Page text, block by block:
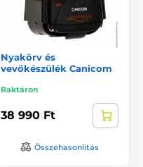
Nyakörv és
vevőkészülék Canicom
Raktáron
38 990 Ft
Összehasonlítás